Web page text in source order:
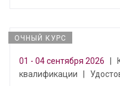
ОЧНЫЙ КУРС
01 - 04 сентября 2026
квалификации